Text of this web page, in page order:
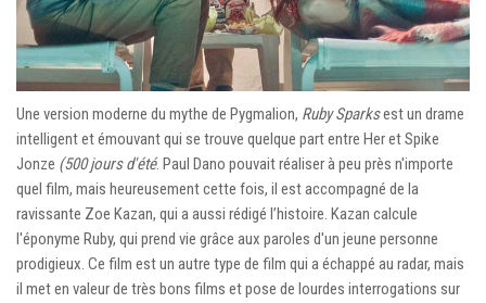
Une version moderne du mythe de Pygmalion, Ruby Sparksest un drame
intelligent et émouvant qui se trouve quelque part entre Her et Spike
Jonze (500 jours d'été. Paul Dano pouvait réaliser à peu près n'importe
quel film, mais heureusement cette fois, il est accompagné de la
ravissante Zoe Kazan, qui a aussi rédigé l’histoire. Kazan calcule
l'éponyme Ruby, qui prend vie grâce aux paroles d'un jeune personne
prodigieux. Ce film est un autre type de film qui a échappé au radar, mais
il met en valeur de très bons films et pose de lourdes interrogations sur